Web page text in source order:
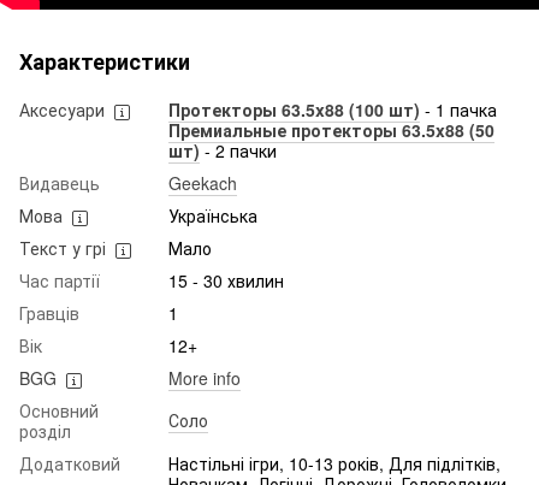
Характеристики
Аксесуари Протекторы 63.5x88 (100 шт) - 1 пачка
Премиальные протекторы 63.5x88 (50
шт)- 2 пачки
Видавець
Geekach
Мова
Українська
Текст у грі
Мало
Час партії
15 - 30 хвилин
Гравців
1
Вік
12+
BGG
More info
Основний
розділ
Соло
Додатковий
Настільні ігри, 10-13 років, Для підлітків,